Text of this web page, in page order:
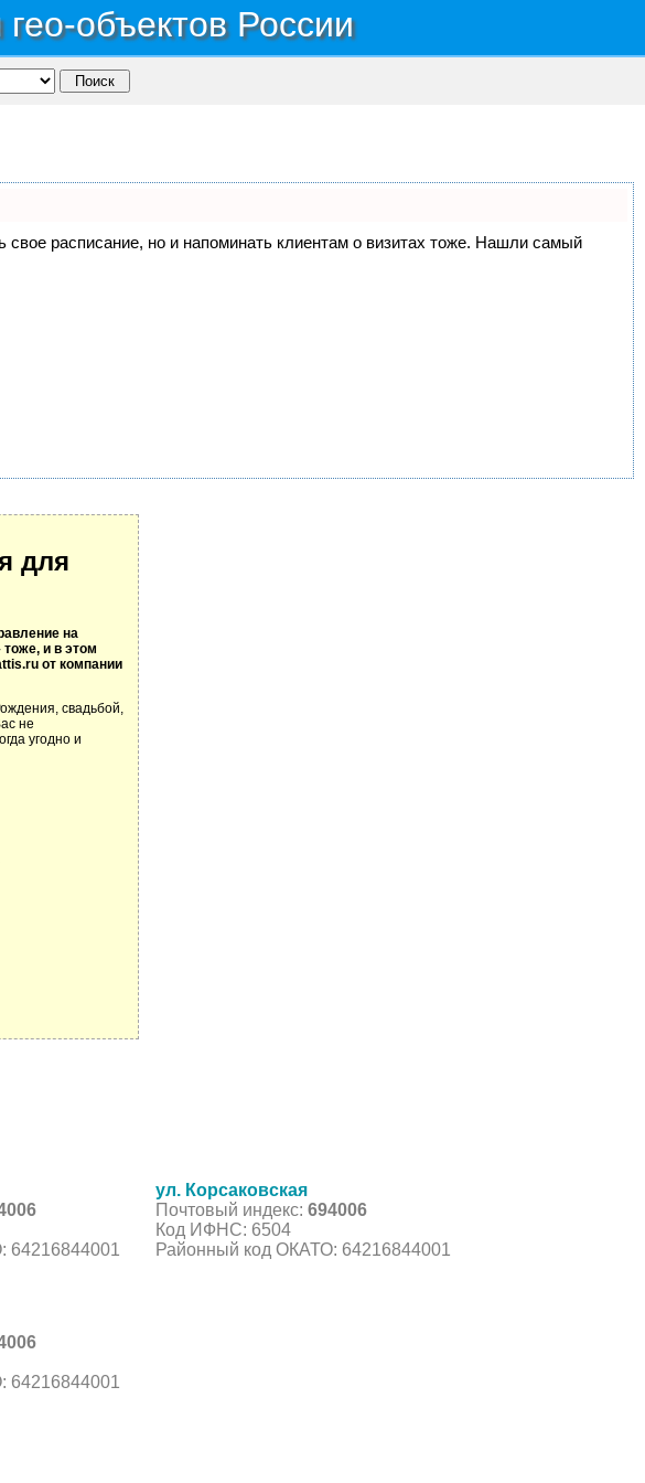
объектов России
свое расписание, но и напоминать клиентам о визитах тоже. Нашли самый
для
на
и в этом
от компании
свадьбой,
не
угодно и
64216844001
ул. Корсаковская
Почтовый индекс: 694006
Код ИФНС: 6504
Районный код ОКАТО: 64216844001
64216844001